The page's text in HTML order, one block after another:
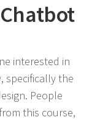
interested in
specifically the
People
this course,